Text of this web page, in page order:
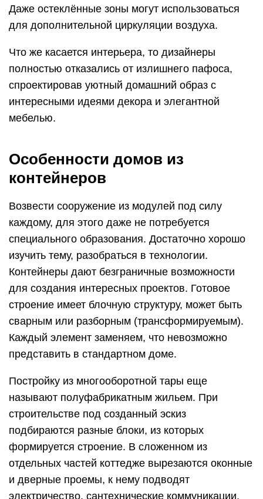
Даже остеклённые зоны могут использоваться
для дополнительной циркуляции воздуха.
Что же касается интерьера, то дизайнеры
полностью отказались от излишнего пафоса,
спроектировав уютный домашний образ с
интересными идеями декора и элегантной
мебелью.
Особенности домов из
контейнеров
Возвести сооружение из модулей под силу
каждому, для этого даже не потребуется
специального образования. Достаточно хорошо
изучить тему, разобраться в технологии.
Контейнеры дают безграничные возможности
для создания интересных проектов. Готовое
строение имеет блочную структуру, может быть
сварным или разборным (трансформируемым).
Каждый элемент заменяем, что невозможно
представить в стандартном доме.
Постройку из многооборотной тары еще
называют полуфабрикатным жильем. При
строительстве под созданный эскиз
подбираются разные блоки, из которых
формируется строение. В сложенном из
отдельных частей коттедже вырезаются оконные
и дверные проемы, к нему подводят
электричество, сантехнические коммуникации,